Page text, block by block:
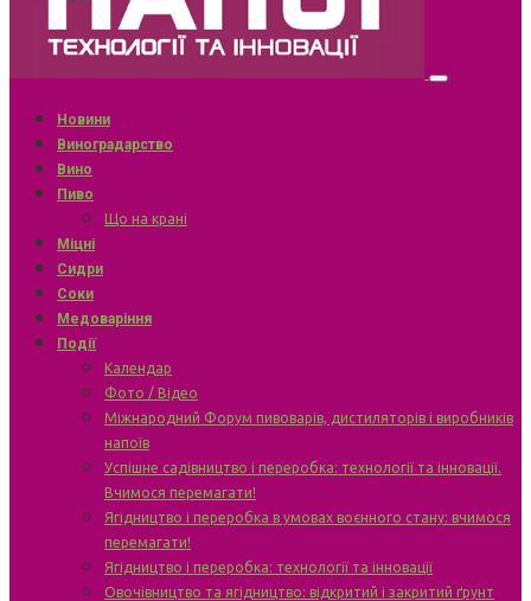
Новини
Виноградарство
Вино
Пиво
Що на крані
Міцні
Сидри
Соки
Медоваріння
Події
Календар
Фото / Відео
Міжнародний Форум пивоварів, дистиляторів і виробників
напоїв
Успішне садівництво і переробка: технології та інновації.
Вчимося перемагати!
Ягідництво і переробка в умовах воєнного стану: вчимося
перемагати!
Ягідництво і переробка: технології та інновації
Овочівництво та ягідництво: відкритий і закритий ґрунт